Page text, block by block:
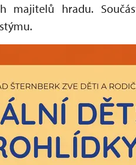
majitelů hradu.